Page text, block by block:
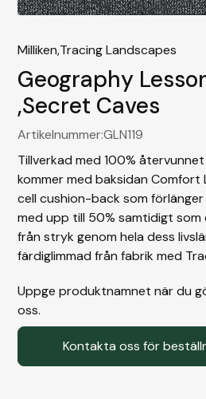
Milliken,Tracing Landscapes
Geography
,Secret Caves
Artikelnummer:GLN119
Tillverkad med 100%
kommer med baksidan Comfort
cell cushion-back som
med upp till 50% samtidigt
från stryk genom hela dess
färdiglimmad från fabrik med
Uppge produktnamnet när du
oss.
Kontakta oss för